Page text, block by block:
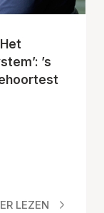
’s
LEZEN